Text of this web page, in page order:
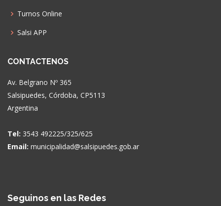
Turnos Online
Salsi APP
CONTACTENOS
Av. Belgrano Nº 365
Salsipuedes, Córdoba, CP5113
Argentina
Tel: 3543 492225/325/625
Email: municipalidad@salsipuedes.gob.ar
Seguinos en las Redes